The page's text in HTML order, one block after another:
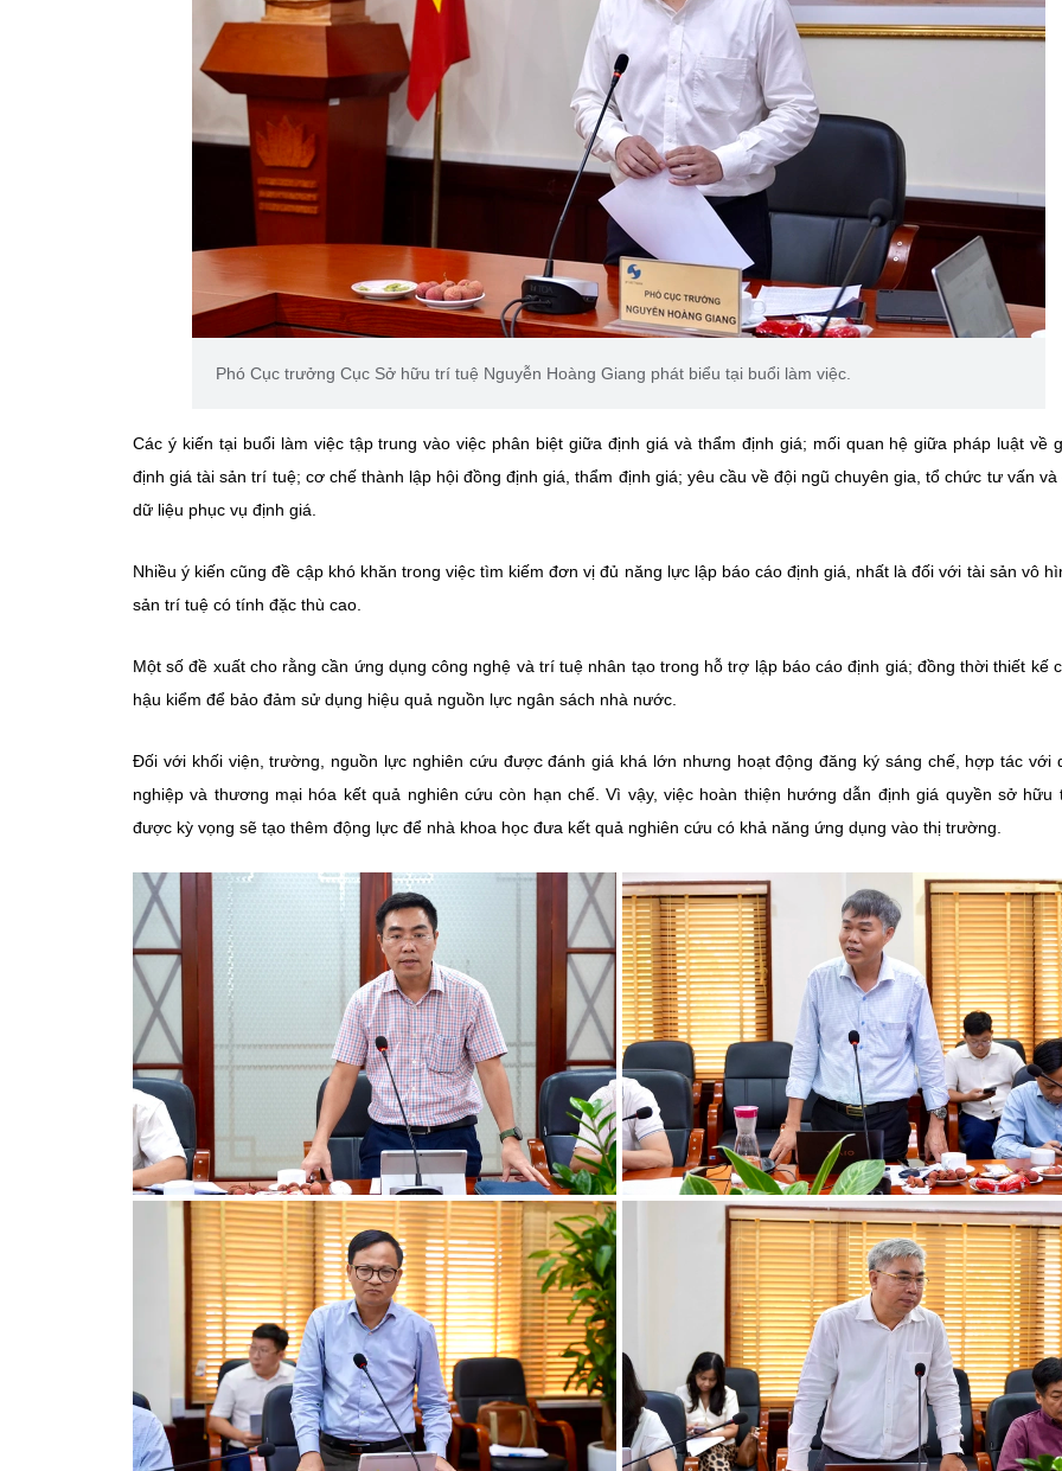
Phó Cục trưởng Cục Sở hữu trí tuệ Nguyễn Hoàng Giang phát biểu tại buổi làm việc.
Các ý kiến tại buổi làm việc tập trung vào việc phân biệt giữa định giá và thẩm định giá; mối quan hệ giữa pháp luật về
định giá tài sản trí tuệ; cơ chế thành lập hội đồng định giá, thẩm định giá; yêu cầu về đội ngũ chuyên gia, tổ chức tư vấn
dữ liệu phục vụ định giá.
Nhiều ý kiến cũng đề cập khó khăn trong việc tìm kiếm đơn vị đủ năng lực lập báo cáo định giá, nhất là đối với tài sản vô
sản trí tuệ có tính đặc thù cao.
Một số đề xuất cho rằng cần ứng dụng công nghệ và trí tuệ nhân tạo trong hỗ trợ lập báo cáo định giá; đồng thời thiết kế
hậu kiểm để bảo đảm sử dụng hiệu quả nguồn lực ngân sách nhà nước.
Đối với khối viện, trường, nguồn lực nghiên cứu được đánh giá khá lớn nhưng hoạt động đăng ký sáng chế, hợp tác với
nghiệp và thương mại hóa kết quả nghiên cứu còn hạn chế. Vì vậy, việc hoàn thiện hướng dẫn định giá quyền sở hữu
được kỳ vọng sẽ tạo thêm động lực để nhà khoa học đưa kết quả nghiên cứu có khả năng ứng dụng vào thị trường.